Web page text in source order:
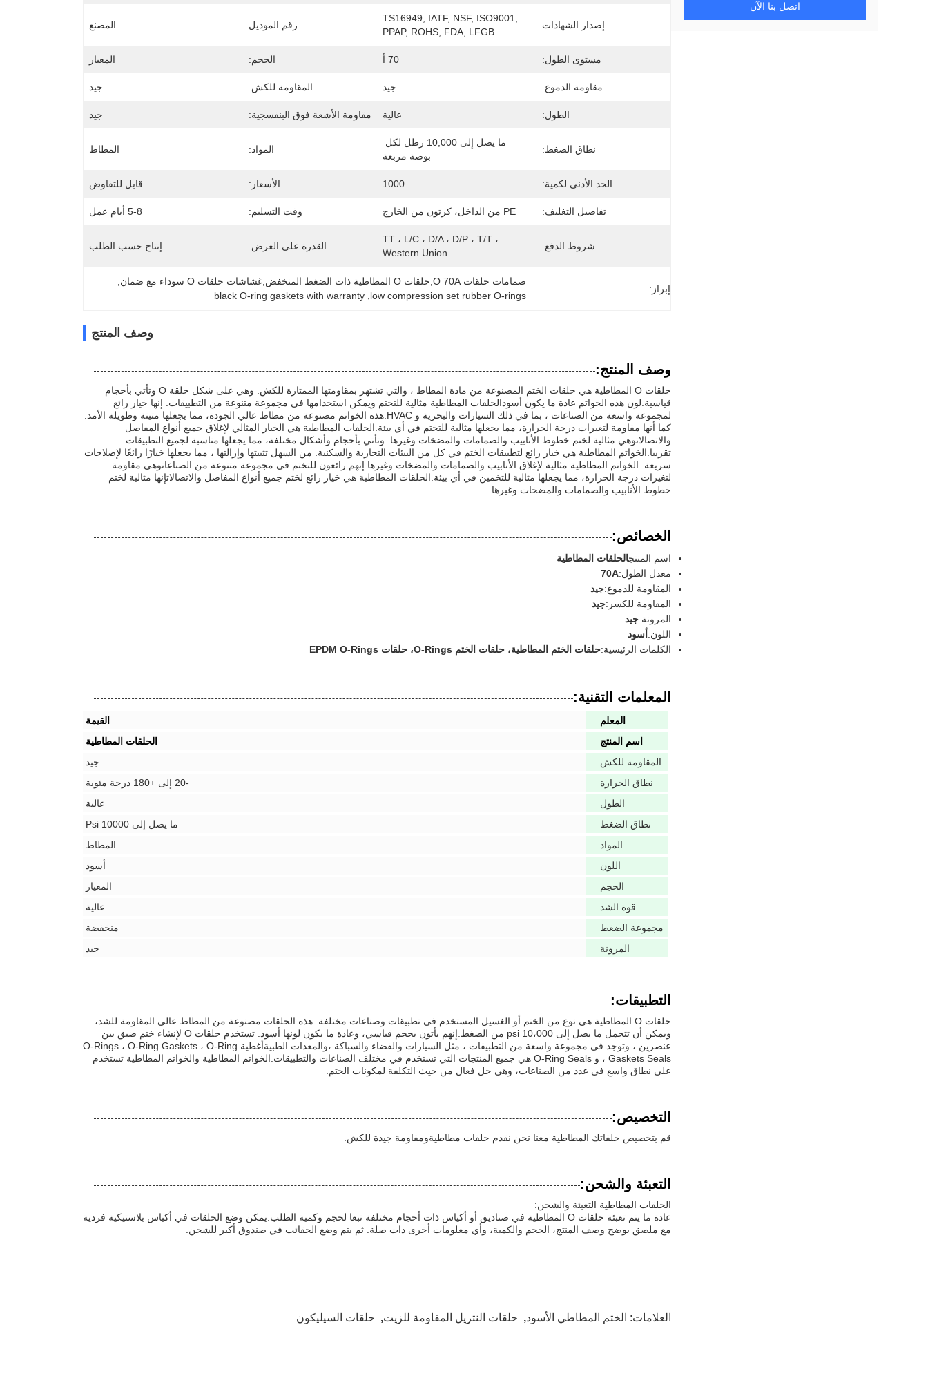
اتصل بنا الآن
إصدار الشهادات
TS16949, IATF, NSF, ISO9001,
PPAP, ROHS, FDA, LFGB
رقم الموديل المصنع
مستوى الطول: 70 أ الحجم: المعيار
مقاومة الدموع: جيد المقاومة للكش: جيد
الطول: عالية مقاومة الأشعة فوق البنفسجية: جيد
نطاق الضغط:
بوصة مربعة
المواد: المطاط
الحد الأدنى لكمية: 1000 الأسعار: قابل للتفاوض
تفاصيل التغليف: PE من الداخل، كرتون من الخارج وقت التسليم: 5-8 أيام عمل
شروط الدفع:
TT ، L/C ، D/A ، D/P ، T/T ،
Western Union
القدرة على العرض: إنتاج حسب الطلب
إبراز:
صمامات حلقات O 70A,حلقات O المطاطية ذات الضغط المنخفض,غشاشات حلقات O سوداء مع ضمان
low compression set rubber O-rings
,
black O-ring gaskets with warranty
وصف المنتج
وصف المنتج:
حلقات O المطاطية هي حلقات الختم المصنوعة من مادة المطاط ، والتي تشتهر بمقاومتها الممتازة للكش. وهي على شكل حلقة O وتأتي بأحجام
قياسية.لون هذه الخواتم عادة ما يكون أسودالحلقات المطاطية مثالية للتختم ويمكن استخدامها في مجموعة متنوعة من التطبيقات. إنها خيار رائع
لمجموعة واسعة من الصناعات ، بما في ذلك السيارات والبحرية و HVAC.هذه الخواتم مصنوعة من مطاط عالي الجودة، مما يجعلها متينة وطويلة الأمد.
كما أنها مقاومة لتغيرات درجة الحرارة، مما يجعلها مثالية للتختم في أي بيئة.الحلقات المطاطية هي الخيار المثالي لإغلاق جميع أنواع المفاصل
والاتصالاتوهي مثالية لختم خطوط الأنابيب والصمامات والمضخات وغيرها. وتأتي بأحجام وأشكال مختلفة، مما يجعلها مناسبة لجميع التطبيقات
تقريبا.الخواتم المطاطية هي خيار رائع لتطبيقات الختم في كل من البيئات التجارية والسكنية. من السهل تثبيتها وإزالتها ، مما يجعلها خيارًا رائعًا لإصلاحات
سريعة. الخواتم المطاطية مثالية لإغلاق الأنابيب والصمامات والمضخات وغيرها.إنهم رائعون للتختم في مجموعة متنوعة من الصناعاتوهي مقاومة
لتغيرات درجة الحرارة، مما يجعلها مثالية للتخمين في أي بيئة.الحلقات المطاطية هي خيار رائع لختم جميع أنواع المفاصل والاتصالاتإنها مثالية لختم
خطوط الأنابيب والصمامات والمضخات وغيرها
الخصائص:
اسم المنتجالحلقات المطاطية
معدل الطول:70A
المقاومة للدموع:جيد
المقاومة للكسر:جيد
المرونة:جيد
اللون: أسود
الكلمات الرئيسية:حلقات الختم المطاطية، حلقات الختم O-Rings، حلقات EPDM O-Rings
المعلمات التقنية:
المعلم
القيمة
اسم المنتج
الحلقات المطاطية
المقاومة للكش
جيد
نطاق الحرارة
-20 إلى +180 درجة مئوية
الطول
عالية
نطاق الضغط
ما يصل إلى 10000 Psi
المواد
المطاط
اللون
أسود
الحجم
المعيار
قوة الشد
عالية
مجموعة الضغط
منخفضة
المرونة
جيد
التطبيقات:
حلقات O المطاطية هي نوع من الختم أو الغسيل المستخدم في تطبيقات وصناعات مختلفة. هذه الحلقات مصنوعة من المطاط عالي المقاومة للشد،
ويمكن أن تتحمل ما يصل إلى 10،000 psi من الضغط.إنهم يأتون بحجم قياسي، وعادة ما يكون لونها أسود. تستخدم حلقات O لإنشاء ختم ضيق بين
عنصرين ، وتوجد في مجموعة واسعة من التطبيقات ، مثل السيارات والفضاء والسباكة ،والمعدات الطبيةأغطية O-Rings ، O-Ring Gaskets ، O-Ring
Gaskets Seals ، و O-Ring Seals هي جميع المنتجات التي تستخدم في مختلف الصناعات والتطبيقات.الخواتم المطاطية والخواتم المطاطية تستخدم
على نطاق واسع في عدد من الصناعات، وهي حل فعال من حيث التكلفة لمكونات الختم.
التخصيص:
قم بتخصيص حلقاتك المطاطية معنا نحن نقدم حلقات مطاطيةومقاومة جيدة للكش.
التعبئة والشحن:
الحلقات المطاطية التعبئة والشحن:
عادة ما يتم تعبئة حلقات O المطاطية في صناديق أو أكياس ذات أحجام مختلفة تبعا لحجم وكمية الطلب.يمكن وضع الحلقات في أكياس بلاستيكية فردية
مع ملصق يوضح وصف المنتج، الحجم والكمية، وأي معلومات أخرى ذات صلة. ثم يتم وضع الحقائب في صندوق أكبر للشحن.
العلامات: الختم المطاطي الأسود, حلقات النتريل المقاومة للزيت, حلقات السيليكون